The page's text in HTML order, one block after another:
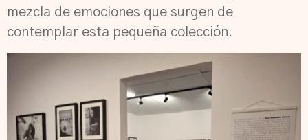
mezcla de emociones que surgen de
contemplar esta pequeña colección.